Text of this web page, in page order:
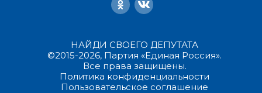
НАЙДИ СВОЕГО ДЕПУТАТА
©2015-2026, Партия «Единая Россия».
Все права защищены.
Политика конфиденциальности
Пользовательское соглашение